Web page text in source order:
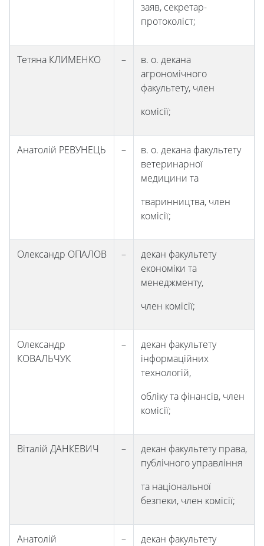
Вибори
діяльність
Наука
Foreign
Ресурси
сервіси
заяв, секретар-
протоколіст;
Тетяна КЛИМЕНКО –
в. о. декана
агрономічного
факультету, член
комісії;
Анатолій РЕВУНЕЦЬ –
в. о. декана факультету
ветеринарної
медицини та
тваринництва, член
комісії;
Олександр ОПАЛОВ –
декан факультету
економіки та
менеджменту,
член комісії;
Олександр
КОВАЛЬЧУК
–
декан факультету
інформаційних
технологій,
обліку та фінансів, член
комісії;
Віталій ДАНКЕВИЧ –
декан факультету права,
публічного управління
та національної
безпеки, член комісії;
Анатолій
–
декан факультету